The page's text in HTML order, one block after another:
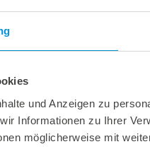
und Anzeigen zu
Informationen zu Ihrer
möglicherweise mit